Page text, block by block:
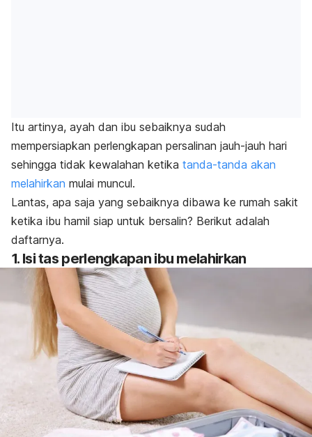
Itu artinya, ayah dan ibu sebaiknya sudah
mempersiapkan perlengkapan persalinan jauh-jauh hari
sehingga tidak kewalahan ketika tanda-tanda akan
melahirkan mulai muncul.
Lantas, apa saja yang sebaiknya dibawa ke rumah sakit
ketika ibu hamil siap untuk bersalin? Berikut adalah
daftarnya.
1. Isi tas perlengkapan ibu melahirkan